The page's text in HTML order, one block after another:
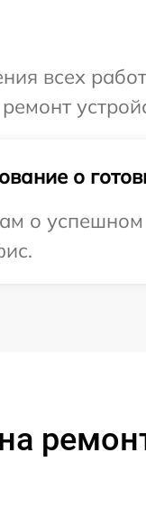
всех
о
о успешном